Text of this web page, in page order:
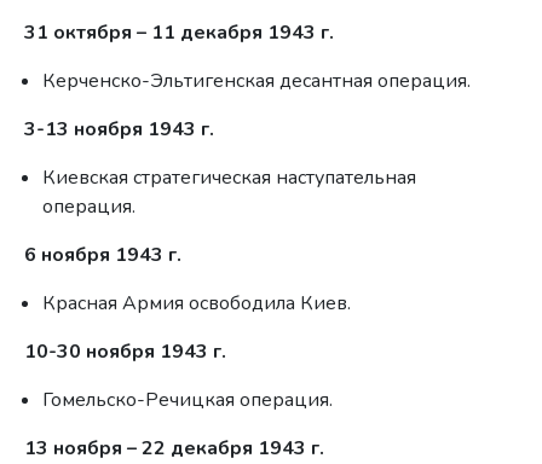
31 октября – 11 декабря 1943 г.
Керченско-Эльтигенская десантная операция.
3-13 ноября 1943 г.
Киевская стратегическая наступательная
операция.
6 ноября 1943 г.
Красная Армия освободила Киев.
10-30 ноября 1943 г.
Гомельско-Речицкая операция.
13 ноября – 22 декабря 1943 г.